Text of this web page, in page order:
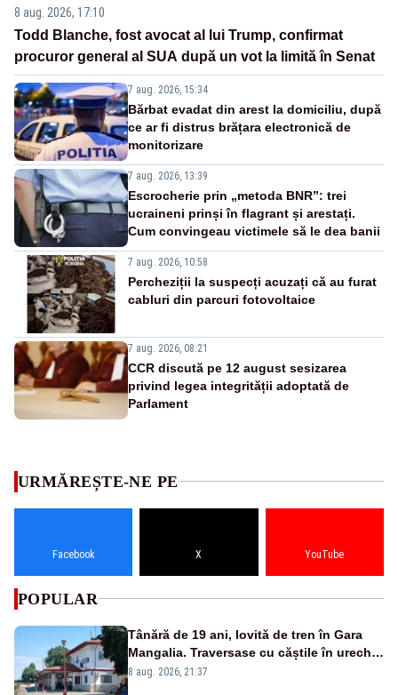
8 aug. 2026, 17:10
Todd Blanche, fost avocat al lui Trump, confirmat
procuror general al SUA după un vot la limită în Senat
7 aug. 2026, 15:34
Bărbat evadat din arest la domiciliu, după
ce ar fi distrus brățara electronică de
monitorizare
7 aug. 2026, 13:39
Escrocherie prin „metoda BNR”: trei
ucraineni prinși în flagrant și arestați.
Cum convingeau victimele să le dea banii
7 aug. 2026, 10:58
Percheziții la suspecți acuzați că au furat
cabluri din parcuri fotovoltaice
7 aug. 2026, 08:21
CCR discută pe 12 august sesizarea
privind legea integrității adoptată de
Parlament
URMĂREȘTE-NE PE
Facebook X YouTube
POPULAR
Tânără de 19 ani, lovită de tren în Gara
Mangalia. Traversase cu căștile în urechi
liniile printr-un loc nepermis
8 aug. 2026, 21:37